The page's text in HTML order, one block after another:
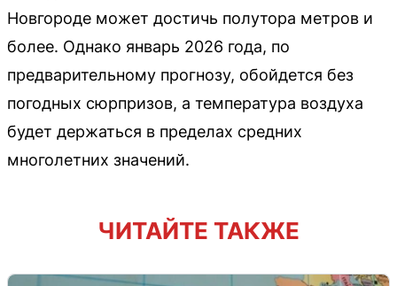
Новгороде может достичь полутора метров и
более. Однако январь 2026 года, по
предварительному прогнозу, обойдется без
погодных сюрпризов, а температура воздуха
будет держаться в пределах средних
многолетних значений.
ЧИТАЙТЕ ТАКЖЕ